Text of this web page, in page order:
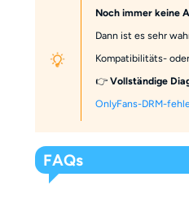
Noch immer keine
Dann ist es sehr
Kompatibilitäts-
👉Vollständige
OnlyFans-DRM-
FAQs